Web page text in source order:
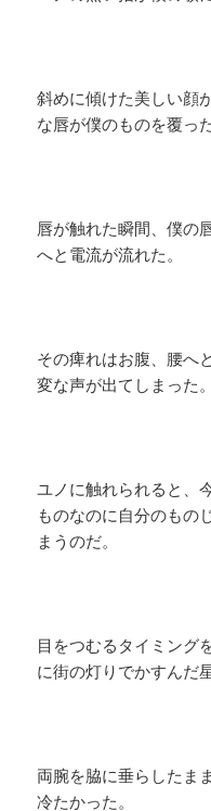
斜めに傾けた美しい顔
な唇が僕のものを覆った
唇が触れた瞬間、僕の
へと電流が流れた。
その痺れはお腹、腰へ
変な声が出てしまった。
ユノに触れられると、
ものなのに自分のもの
まうのだ。
目をつむるタイミング
に街の灯りでかすんだ
両腕を脇に垂らしたま
冷たかった。